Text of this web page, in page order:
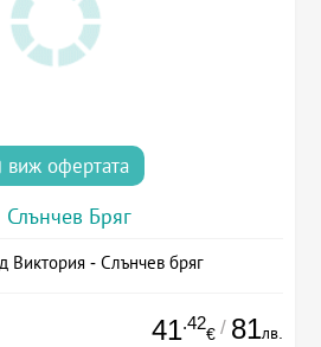
виж офертата
Слънчев Бряг
Виктория - Слънчев бряг
41.42
€ / 81лв.